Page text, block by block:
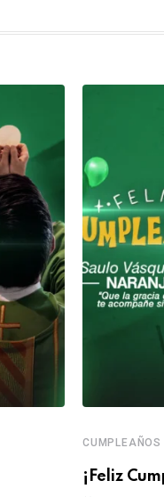
CUMPLEAÑOS
¡Feliz